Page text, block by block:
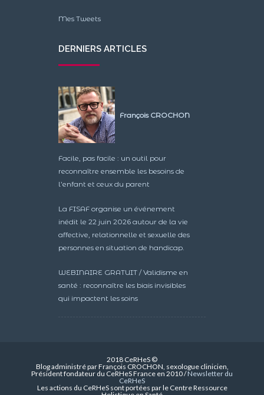
Mes Tweets
DERNIERS ARTICLES
François CROCHON
Facile, pas facile : un outil pour
reconnaître ensemble les besoins de
l’enfant et ceux du parent
La FISAF organise un événement
inédit le 22 juin 2026 autour de la vie
affective, relationnelle et sexuelle des
personnes en situation de handicap.
WEBINAIRE GRATUIT / Validisme en
santé : reconnaître les biais invisibles
qui impactent les soins
2018 CeRHeS ©
Blog administré par François CROCHON, sexologue clinicien,
Président fondateur du CeRHeS France en 2010 /Newsletter du
CeRHeS
Les actions du CeRHeS sont portées par le Centre Ressource